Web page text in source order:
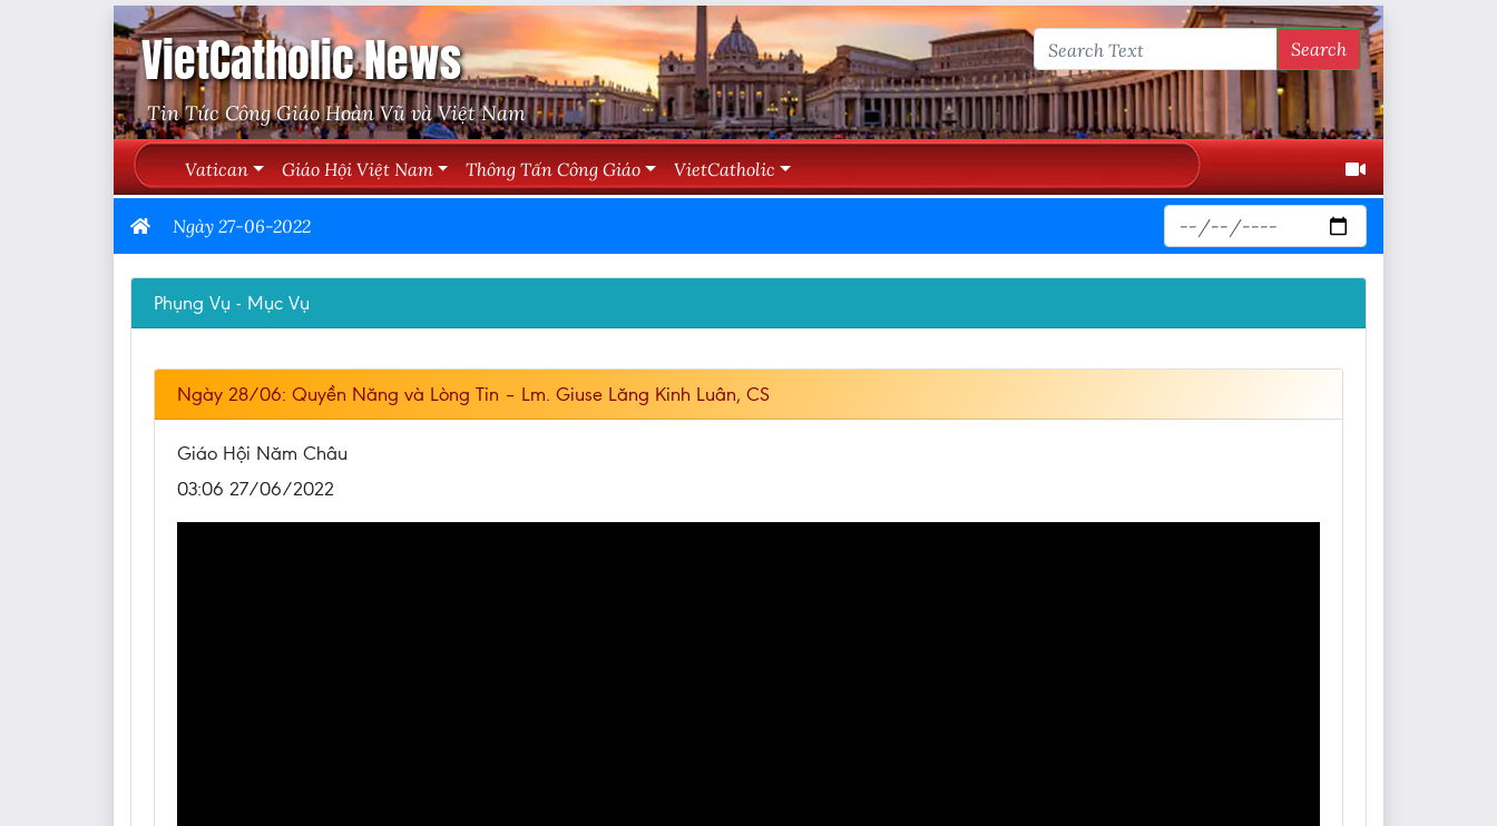
VietCatholic News
Tin Tức Công Giáo Hoàn Vũ và Việt Nam
Search
Vatican Giáo Hội Việt Nam Thông Tấn Công Giáo VietCatholic
Ngày 27-06-2022
Phụng Vụ - Mục Vụ
Ngày 28/06: Quyền Năng và Lòng Tin – Lm. Giuse Lăng Kinh Luân, CS
Giáo Hội Năm Châu
03:06 27/06/2022